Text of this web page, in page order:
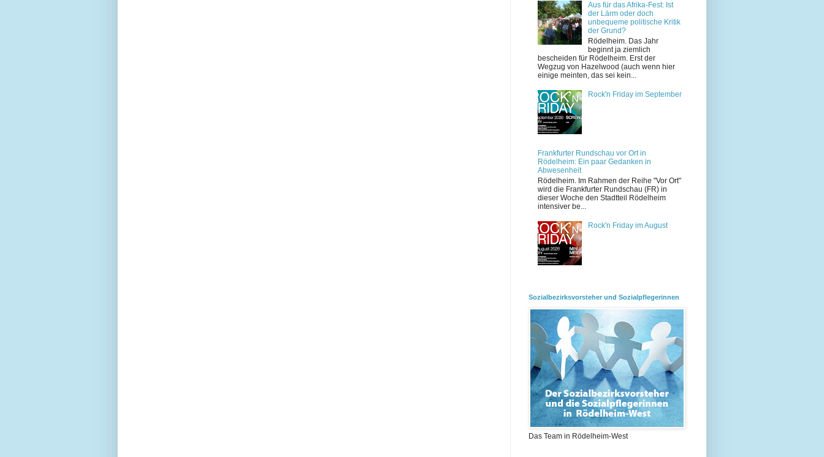
Aus für das Afrika-Fest: Ist
der Lärm oder doch
unbequeme politische Kritik
der Grund?
Rödelheim. Das Jahr
beginnt ja ziemlich
bescheiden für Rödelheim. Erst der
Wegzug von Hazelwood (auch wenn hier
einige meinten, das sei kein...
Rock'n Friday im September
Frankfurter Rundschau vor Ort in
Rödelheim: Ein paar Gedanken in
Abwesenheit
Rödelheim. Im Rahmen der Reihe "Vor Ort"
wird die Frankfurter Rundschau (FR) in
dieser Woche den Stadtteil Rödelheim
intensiver be...
Rock'n Friday im August
Sozialbezirksvorsteher und Sozialpflegerinnen
Das Team in Rödelheim-West